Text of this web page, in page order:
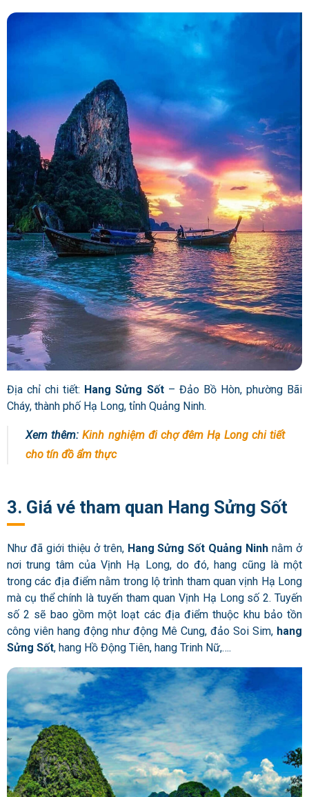
Địa chỉ chi tiết: Hang Sửng Sốt– Đảo Bồ Hòn, phường Bãi
Cháy, thành phố Hạ Long, tỉnh Quảng Ninh.
Xem thêm:Kinh nghiệm đi chợ đêm Hạ Long chi tiết
cho tín đồ ẩm thực
3. Giá vé tham quan Hang Sửng Sốt
Như đã giới thiệu ở trên, Hang Sửng Sốt Quảng Ninh nằm ở
nơi trung tâm của Vịnh Hạ Long, do đó, hang cũng là một
trong các địa điểm nằm trong lộ trình tham quan vịnh Hạ Long
mà cụ thể chính là tuyến tham quan Vịnh Hạ Long số 2. Tuyến
số 2 sẽ bao gồm một loạt các địa điểm thuộc khu bảo tồn
công viên hang động như động Mê Cung, đảo Soi Sim, hang
Sửng Sốt, hang Hồ Động Tiên, hang Trinh Nữ,….